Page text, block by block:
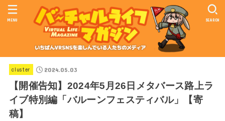
SEARCH
MENU
cluster 2024.05.03
【開催告知】2024年5月26日メタバース路上ラ
イブ特別編「バルーンフェスティバル」【寄
稿】